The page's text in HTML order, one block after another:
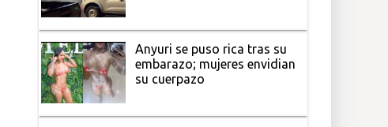
Anyuri se puso rica tras su
embarazo; mujeres envidian
su cuerpazo